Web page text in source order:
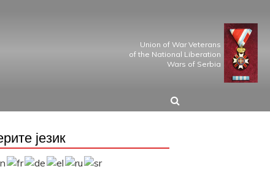
Union of War Veterans
of the National Liberation
Wars of Serbia
језик